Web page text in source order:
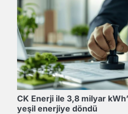
CK Enerji ile 3,8 milyar
yeşil enerjiye döndü